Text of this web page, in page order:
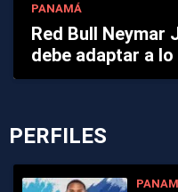
PANAMÁ
Red Bull Neymar
debe adaptar a
PERFILES